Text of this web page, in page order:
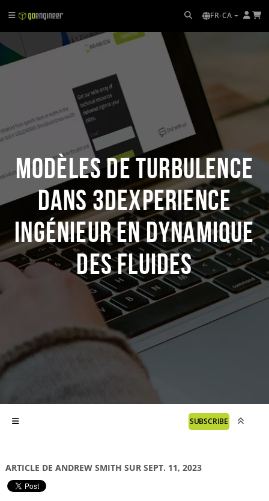
FR-CA
Modèles de turbulence
dans 3DEXPERIENCE
Ingénieur en dynamique
des fluides
SUBSCRIBE
ARTICLE DE ANDREW SMITH SUR SEPT. 11, 2023